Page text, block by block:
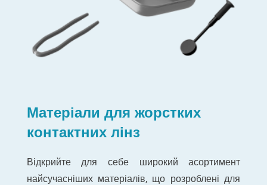
Матеріали для жорстких
контактних лінз
Відкрийте для себе широкий асортимент
найсучасніших матеріалів, що розроблені для